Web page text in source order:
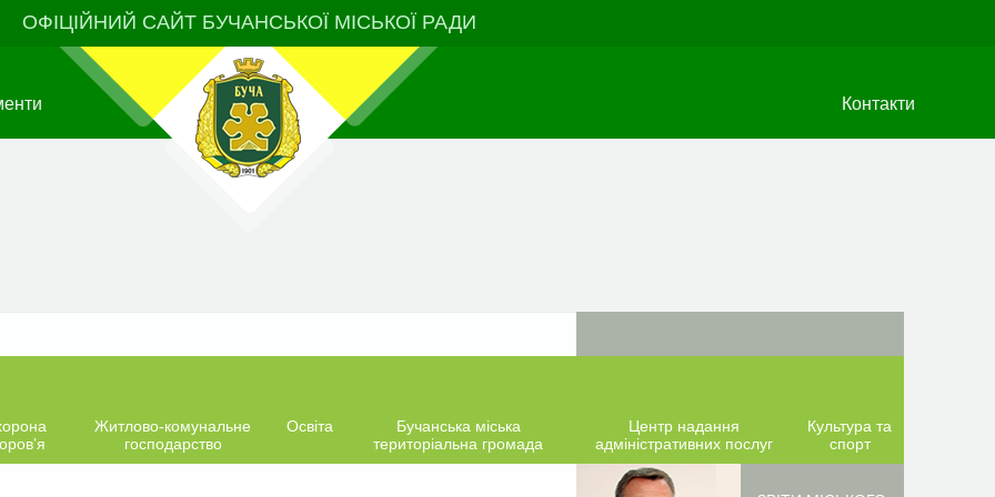
ОФІЦІЙНИЙ САЙТ БУЧАНСЬКОЇ МІСЬКОЇ РАДИ
Контакти
Житлово-комунальне
господарство
Освіта
Бучанська міська
територіальна громада
Центр надання
адміністративних послуг
Культура та
спорт